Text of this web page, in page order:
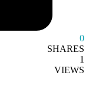
0
SHARES
1
VIEWS